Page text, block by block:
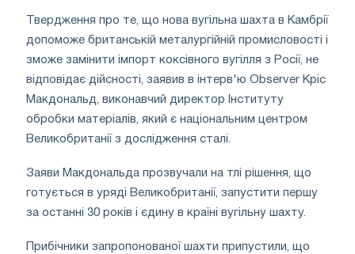
Твердження про те, що нова вугільна шахта в Камбрії
допоможе британській металургійній промисловості і
зможе замінити імпорт коксівного вугілля з Росії, не
відповідає дійсності, заявив в інтерв'ю Observer Кріс
Макдональд, виконавчий директор Інституту
обробки матеріалів, який є національним центром
Великобританії з дослідження сталі.
Заяви Макдональда прозвучали на тлі рішення, що
готується в уряді Великобританії, запустити першу
за останні 30 років і єдину в країні вугільну шахту.
Прибічники запропонованої шахти припустили, що